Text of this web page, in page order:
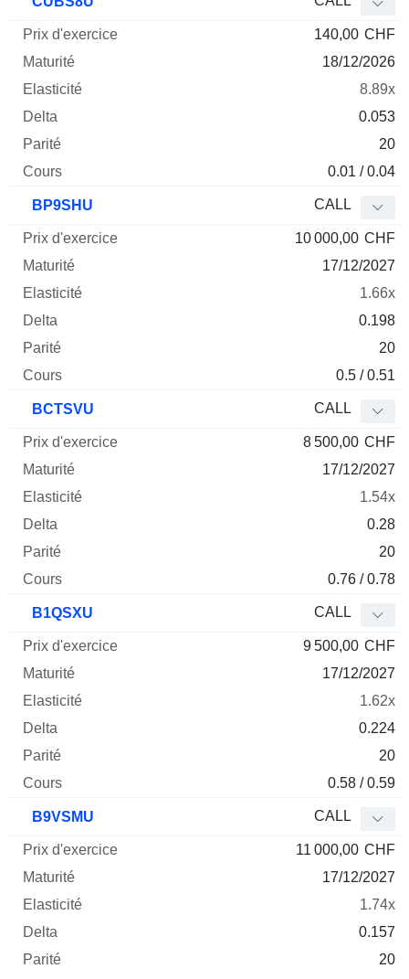
140,00 CHF
18/12/2026
8.89x
0.053
20
0.01 / 0.04
BP9SHU CALL
10 000,00 CHF
17/12/2027
1.66x
0.198
20
0.5 / 0.51
BCTSVU CALL
8 500,00 CHF
17/12/2027
1.54x
0.28
20
0.76 / 0.78
B1QSXU CALL
9 500,00 CHF
17/12/2027
1.62x
0.224
20
0.58 / 0.59
B9VSMU CALL
11 000,00 CHF
17/12/2027
1.74x
0.157
20